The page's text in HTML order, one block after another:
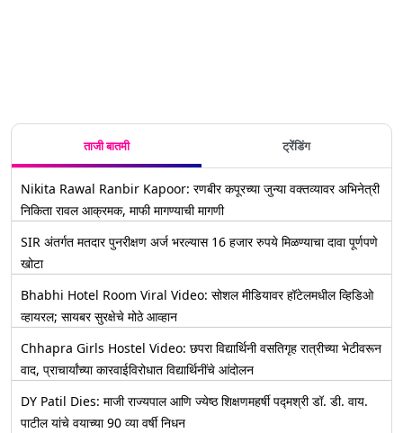
ताजी बातमी ट्रेंडिंग
Nikita Rawal Ranbir Kapoor: रणबीर कपूरच्या जुन्या वक्तव्यावर अभिनेत्री
निकिता रावल आक्रमक, माफी मागण्याची मागणी
SIR अंतर्गत मतदार पुनरीक्षण अर्ज भरल्यास 16 हजार रुपये मिळण्याचा दावा पूर्णपणे
खोटा
Bhabhi Hotel Room Viral Video: सोशल मीडियावर हॉटेलमधील व्हिडिओ
व्हायरल; सायबर सुरक्षेचे मोठे आव्हान
Chhapra Girls Hostel Video: छपरा विद्यार्थिनी वसतिगृह रात्रीच्या भेटीवरून
वाद, प्राचार्यांच्या कारवाईविरोधात विद्यार्थिनींचे आंदोलन
DY Patil Dies: माजी राज्यपाल आणि ज्येष्ठ शिक्षणमहर्षी पद्मश्री डॉ. डी. वाय.
पाटील यांचे वयाच्या 90 व्या वर्षी निधन